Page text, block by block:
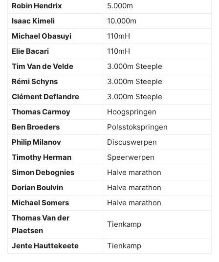
Robin Hendrix
5.000m
Isaac Kimeli
10.000m
Michael Obasuyi
110mH
Elie Bacari
110mH
Tim Van de Velde
3.000m Steeple
Rémi Schyns
3.000m Steeple
Clément Deflandre
3.000m Steeple
Thomas Carmoy
Hoogspringen
Ben Broeders
Polsstokspringen
Philip Milanov
Discuswerpen
Timothy Herman
Speerwerpen
Simon Debognies
Halve marathon
Dorian Boulvin
Halve marathon
Michael Somers
Halve marathon
Thomas Van der
Plaetsen
Tienkamp
Jente Hauttekeete Tienkamp